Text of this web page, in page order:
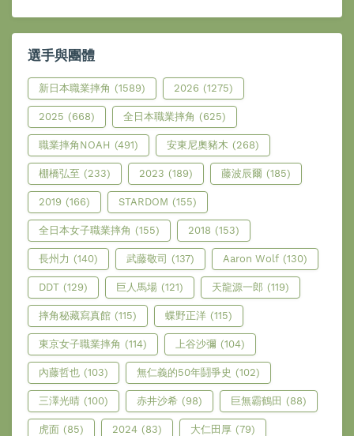
選手與團體
新日本職業摔角 (1589) 2026 (1275)
2025 (668) 全日本職業摔角 (625)
職業摔角NOAH (491) 安東尼奧豬木 (268)
棚橋弘至 (233) 2023 (189) 藤波辰爾 (185)
2019 (166) STARDOM (155)
全日本女子職業摔角 (155) 2018 (153)
長州力 (140) 武藤敬司 (137) Aaron Wolf (130)
DDT (129) 巨人馬場 (121) 天龍源一郎 (119)
摔角秘藏寫真館 (115) 蝶野正洋 (115)
東京女子職業摔角 (114) 上谷沙彌 (104)
內藤哲也 (103) 無仁義的50年鬪爭史 (102)
三澤光晴 (100) 赤井沙希 (98) 巨無霸鶴田 (88)
虎面 (85) 2024 (83) 大仁田厚 (79)